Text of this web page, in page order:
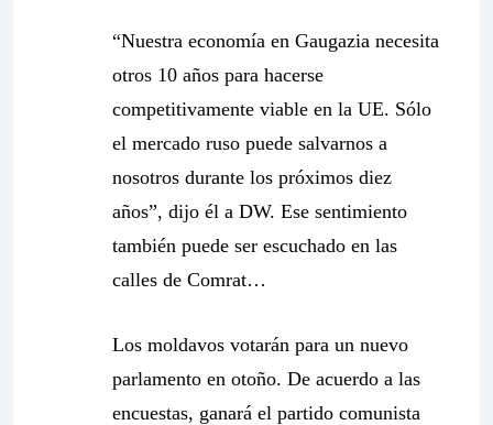
“Nuestra economía en Gaugazia necesita
otros 10 años para hacerse
competitivamente viable en la UE. Sólo
el mercado ruso puede salvarnos a
nosotros durante los próximos diez
años”, dijo él a DW. Ese sentimiento
también puede ser escuchado en las
calles de Comrat…
Los moldavos votarán para un nuevo
parlamento en otoño. De acuerdo a las
encuestas, ganará el partido comunista